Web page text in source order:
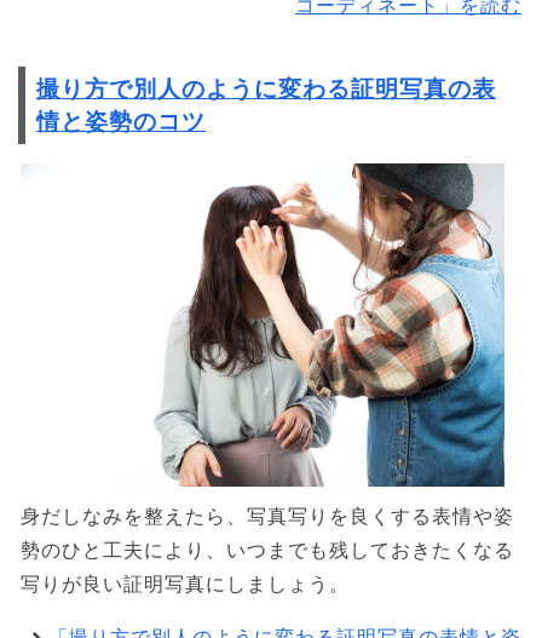
コーディネート」を読む
撮り方で別人のように変わる証明写真の表
情と姿勢のコツ
身だしなみを整えたら、写真写りを良くする表情や姿
勢のひと工夫により、いつまでも残しておきたくなる
写りが良い証明写真にしましょう。